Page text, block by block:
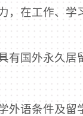
，在工作、
有国外永久居
外语条件及留